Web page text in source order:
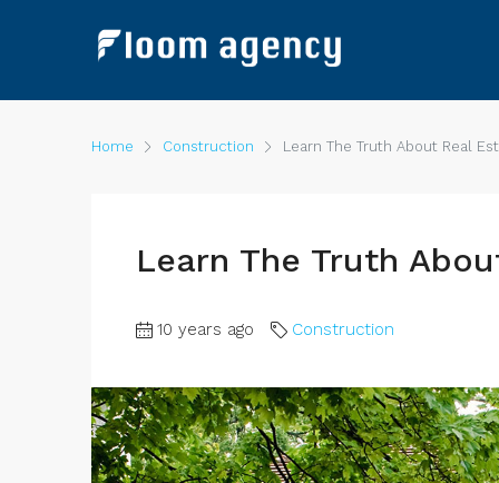
Home Construction Learn The Truth About Real
Learn The Truth
10 years ago Construction